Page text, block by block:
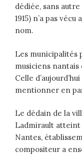
dédiée, sans
1915) n’a pas
nom.
Les municipalités
musiciens
Celle
mentionner en
Le dédain de la
Ladmirault atteint
Nantes,
compositeur a